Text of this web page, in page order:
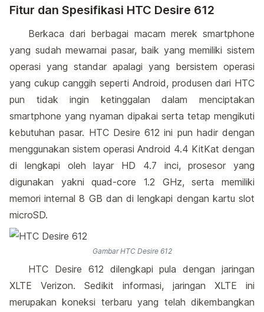
Fitur dan Spesifikasi HTC Desire 612
Berkaca dari berbagai macam merek smartphone
yang sudah mewarnai pasar, baik yang memiliki sistem
operasi yang standar apalagi yang bersistem operasi
yang cukup canggih seperti Android, produsen dari HTC
pun tidak ingin ketinggalan dalam menciptakan
smartphone yang nyaman dipakai serta tetap mengikuti
kebutuhan pasar. HTC Desire 612 ini pun hadir dengan
menggunakan sistem operasi Android 4.4 KitKat dengan
di lengkapi oleh layar HD 4.7 inci, prosesor yang
digunakan yakni quad-core 1.2 GHz, serta memiliki
memori internal 8 GB dan di lengkapi dengan kartu slot
microSD.
Gambar HTC Desire 612
HTC Desire 612 dilengkapi pula dengan jaringan
XLTE Verizon. Sedikit informasi, jaringan XLTE ini
merupakan koneksi terbaru yang telah dikembangkan